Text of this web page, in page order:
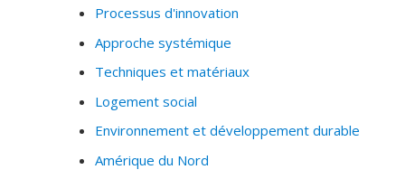
Processus d'innovation
Approche systémique
Techniques et matériaux
Logement social
Environnement et développement durable
Amérique du Nord